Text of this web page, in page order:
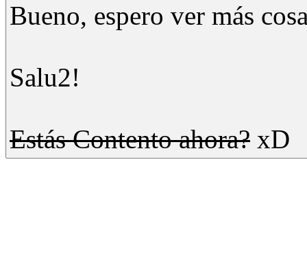
Bueno, espero ver más
Salu2!
Estás Contento ahora? xD